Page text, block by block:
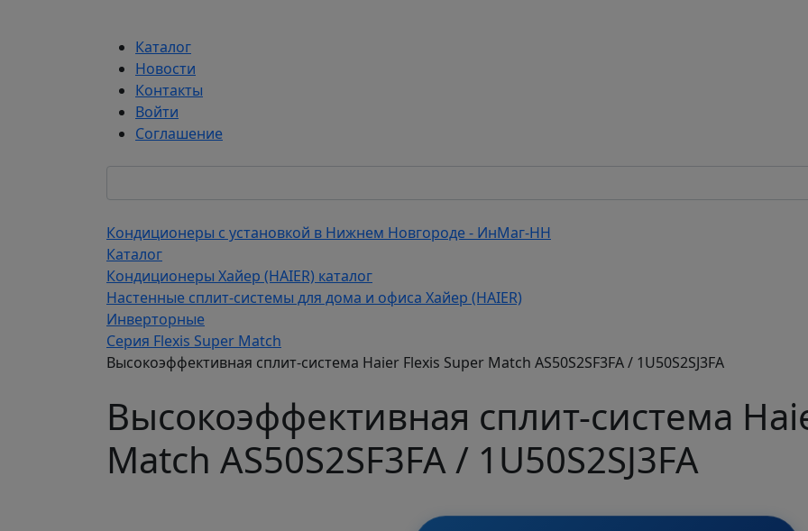
Каталог
Новости
Контакты
Войти
Соглашение
Кондиционеры с установкой в Нижнем Новгороде - ИнМаг-НН
Каталог
Кондиционеры Хайер (HAIER) каталог
Настенные сплит-системы для дома и офиса Хайер (HAIER)
Инверторные
Серия Flexis Super Match
Высокоэффективная сплит-система Haier Flexis Super Match AS50S2SF3FA / 1U50S2SJ3FA
Высокоэффективная сплит-система
Match AS50S2SF3FA / 1U50S2SJ3FA